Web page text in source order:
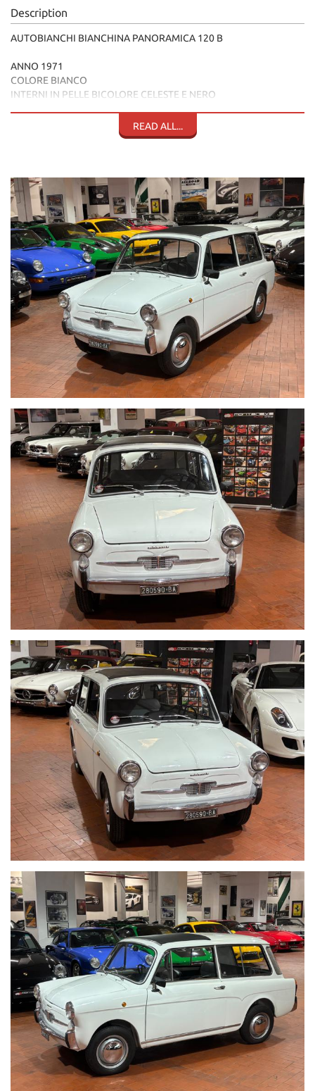
Description
AUTOBIANCHI BIANCHINA PANORAMICA 120 B
ANNO 1971
COLORE BIANCO
INTERNI IN PELLE BICOLORE CELESTE E NERO
RACCOLTA FOTO DEL RESTAURO
2 PRECEDENTI PROPRIETARI
ISCRITTA ASI
Visibile presso la nostra sede di via A.De Viti de Marco 48 Roma SU
APPUNTAMENTO
Per informazioni contatto diretto:
Federico Anversa cell./ Whatsapp 0039 3939487504
Tommaso Costantini cell. / Whatsapp 0039 3887401695
Telefono ufficio 0039 06.83779867 - 0039 06.39915336
PER MAGGIORI FOTO VISITA: www.Montenevegroup.it
We speak english-Wir sprechen deutsch
Seguici su Facebook diventa fan:
https://www.facebook.com/Montenevesupercar&vintage
https://www.facebook.com/Montenevegroup
_____VUOI VENDERE LA TUA AUTO_____
ACQUISTIAMO LA VOSTRA AUTO PAGAMENTO IMMEDIATO
TRAMITE BONIFICO BANCARIO IMMEDIATO DOPO VISIONE E
PROVA
_____CONTO VENDITA ED ASSISTENZA ALLA VENDITA_____
SE VOLETE VENDERE LA VOSTRA AUTO SENZA DOVERVI
OCCUPARE DI TRATTATIVE E PAGAMENTI POSSIAMO
OCCUPARCENE NOI, METTIAMO A DISPOSIZIONE LA NOSTRA
SERIETA' E COMPETENZA,CUSTODIAMO LA VOSTRA VETTURA
NEL NOSTRO SHOWROOM,VALUTIAMO LE OFFERTE
PERVENUTECI E VI INFORMIAMO IN TEMPO REALE CERCANDO
SEMPRE DI TENERE CONTO DELLE VOSTRE ESIGENZE
READ ALL...